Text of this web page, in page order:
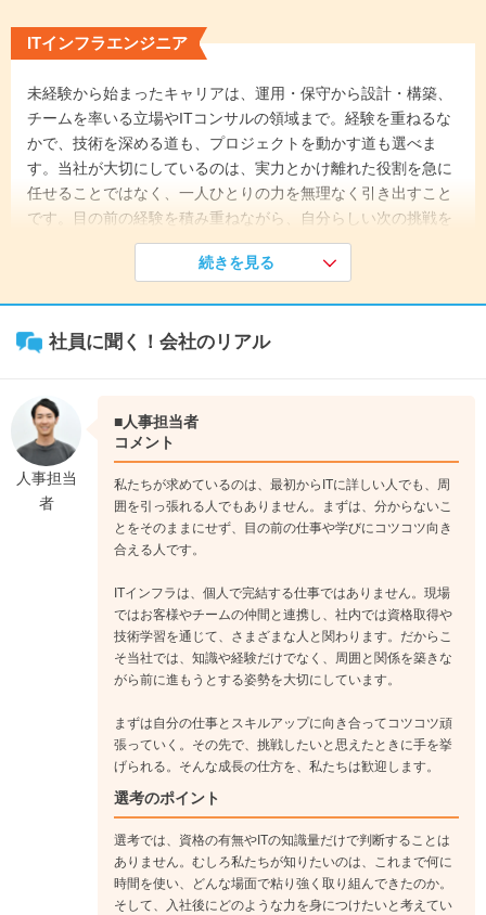
ITインフラエンジニア
未経験から始まったキャリアは、運用・保守から設計・構築、
チームを率いる立場やITコンサルの領域まで。経験を重ねるな
かで、技術を深める道も、プロジェクトを動かす道も選べま
す。当社が大切にしているのは、実力とかけ離れた役割を急に
任せることではなく、一人ひとりの力を無理なく引き出すこと
です。目の前の経験を積み重ねながら、自分らしい次の挑戦を
選んでいけます。
す。入社後は運用・保守など、比較的取り組みやすい業務を通
《入社3年目》
設計・構築やサポートデスクなどへ担当領域を広げます。資格
取得や先輩との学びを通じて、より専門的な仕事にも挑戦して
いきます。
《入社5年目》
ジェクトリーダーやプロジェクトマネージャーへ。クラウド・
セキュリティの専門家、ITコンサルタントなども目指せます。
続きを見る
社員に聞く！会社のリアル
人事担当
者
■人事担当者
コメント
私たちが求めているのは、最初からITに詳しい人でも、周
囲を引っ張れる人でもありません。まずは、分からないこ
とをそのままにせず、目の前の仕事や学びにコツコツ向き
合える人です。
ITインフラは、個人で完結する仕事ではありません。現場
ではお客様やチームの仲間と連携し、社内では資格取得や
技術学習を通じて、さまざまな人と関わります。だからこ
そ当社では、知識や経験だけでなく、周囲と関係を築きな
がら前に進もうとする姿勢を大切にしています。
まずは自分の仕事とスキルアップに向き合ってコツコツ頑
張っていく。その先で、挑戦したいと思えたときに手を挙
げられる。そんな成長の仕方を、私たちは歓迎します。
選考のポイント
選考では、資格の有無やITの知識量だけで判断することは
ありません。むしろ私たちが知りたいのは、これまで何に
時間を使い、どんな場面で粘り強く取り組んできたのか。
そして、入社後にどのような力を身につけたいと考えてい